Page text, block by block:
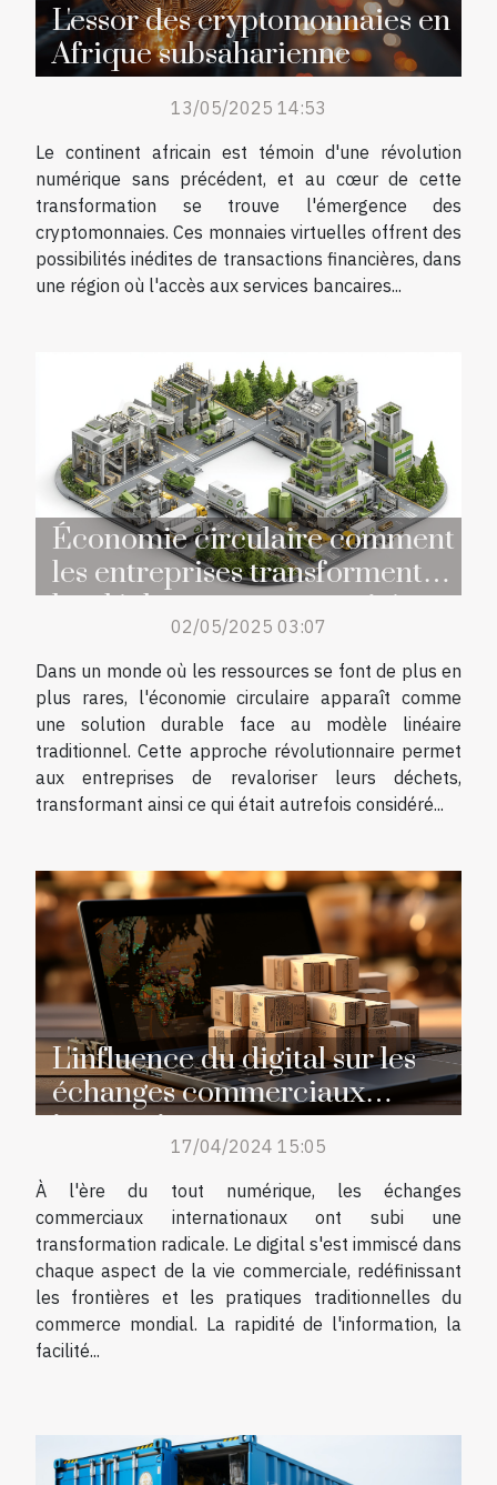
L'essor des cryptomonnaies en
Afrique subsaharienne
13/05/2025 14:53
Le continent africain est témoin d'une révolution
numérique sans précédent, et au cœur de cette
transformation se trouve l'émergence des
cryptomonnaies. Ces monnaies virtuelles offrent des
possibilités inédites de transactions financières, dans
une région où l'accès aux services bancaires...
Économie circulaire comment
les entreprises transforment
les déchets en opportunités
02/05/2025 03:07
Dans un monde où les ressources se font de plus en
plus rares, l'économie circulaire apparaît comme
une solution durable face au modèle linéaire
traditionnel. Cette approche révolutionnaire permet
aux entreprises de revaloriser leurs déchets,
transformant ainsi ce qui était autrefois considéré...
L'influence du digital sur les
échanges commerciaux
internationaux
17/04/2024 15:05
À l'ère du tout numérique, les échanges
commerciaux internationaux ont subi une
transformation radicale. Le digital s'est immiscé dans
chaque aspect de la vie commerciale, redéfinissant
les frontières et les pratiques traditionnelles du
commerce mondial. La rapidité de l'information, la
facilité...